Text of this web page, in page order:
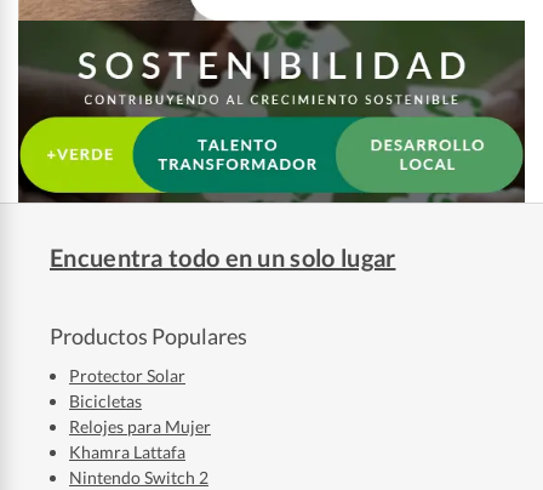
Encuentra todo en un solo lugar
Productos Populares
Protector Solar
Bicicletas
Relojes para Mujer
Khamra Lattafa
Nintendo Switch 2